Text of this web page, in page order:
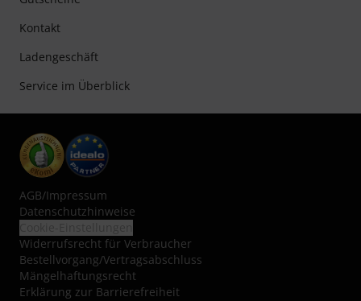
Kontakt
Ladengeschäft
Service im Überblick
AGB/Impressum
Datenschutzhinweise
Widerrufsrecht für Verbraucher
Bestellvorgang/Vertragsabschluss
Mängelhaftungsrecht
Erklärung zur Barrierefreiheit